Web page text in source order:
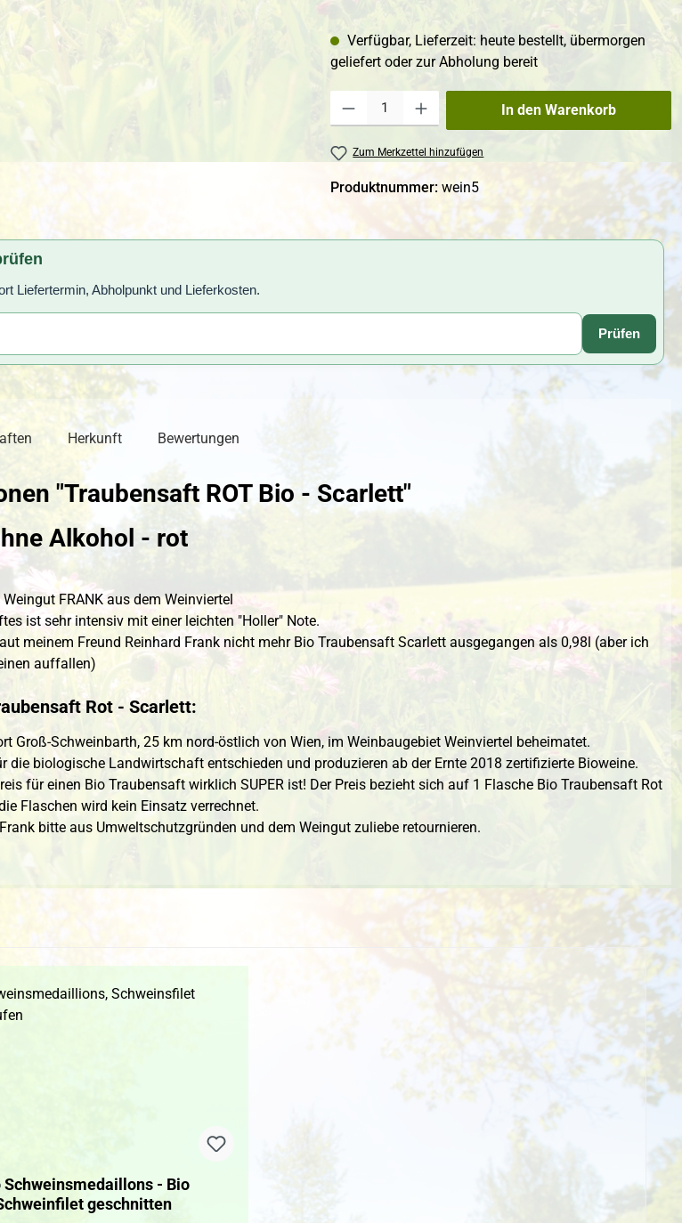
Verfügbar, Lieferzeit: heute bestellt, übermorgen
geliefert oder zur Abholung bereit
In den Warenkorb
Zum Merkzettel hinzufügen
Produktnummer:wein5
Liefertermin, Abholpunkt und Lieferkosten.
Prüfen
Herkunft Bewertungen
"Traubensaft ROT Bio - Scarlett"
Alkohol - rot
FRANK aus dem Weinviertel
ist sehr intensiv mit einer leichten "Holler" Note.
meinem Freund Reinhard Frank nicht mehr Bio Traubensaft Scarlett ausgegangen als 0,98l (aber ich
auffallen)
Rot - Scarlett:
Groß-Schweinbarth, 25 km nord-östlich von Wien, im Weinbaugebiet Weinviertel beheimatet.
die biologische Landwirtschaft entschieden und produzieren ab der Ernte 2018 zertifizierte Bioweine.
für einen Bio Traubensaft wirklich SUPER ist! Der Preis bezieht sich auf 1 Flasche Bio Traubensaft Rot
Flaschen wird kein Einsatz verrechnet.
bitte aus Umweltschutzgründen und dem Weingut zuliebe retournieren.
Schweinsmedaillons - Bio
geschnitten